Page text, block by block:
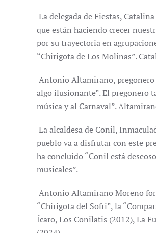
La delegada de Fiestas,
que están haciendo crecer
por su trayectoria en
“Chirigota de Los Molinas”.
Antonio Altamirano, pregonero
algo ilusionante”. El pregonero
música y al Carnaval”.
La alcaldesa de Conil,
pueblo va a disfrutar con este
ha concluido “Conil está
musicales”.
Antonio Altamirano Moreno
“Chirigota del Sofri”, la
Ícaro, Los Conilatis (2012), La